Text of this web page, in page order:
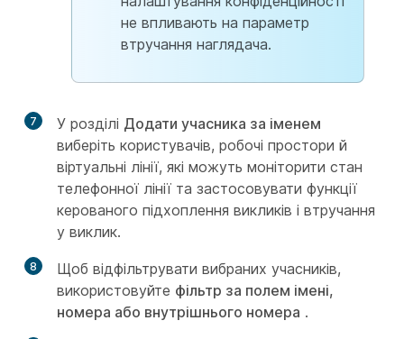
не впливають на параметр
втручання наглядача.
7 У розділі Додати учасника за іменем
виберіть користувачів, робочі простори й
віртуальні лінії, які можуть моніторити стан
телефонної лінії та застосовувати функції
керованого підхоплення викликів і втручання
у виклик.
8
Щоб відфільтрувати вибраних учасників,
використовуйте фільтр за полем імені,
номера або внутрішнього номера .